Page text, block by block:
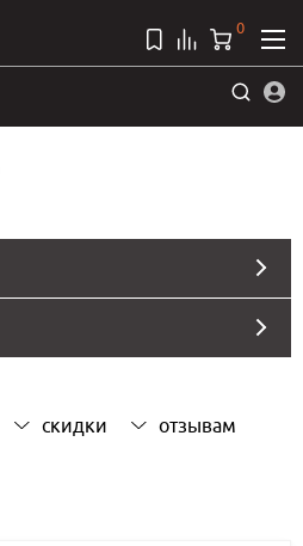
0
скидки отзывам